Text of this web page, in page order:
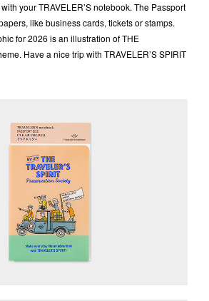
your TRAVELER’S notebook. The Passport
like business cards, tickets or stamps.
for 2026 is an illustration of THE
Have a nice trip with TRAVELER’S SPIRIT